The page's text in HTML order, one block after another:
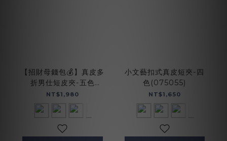
【招財母錢包💰】真皮多
折男仕短皮夾-五色
(072733)
NT$1,980
小文藝扣式真皮短夾-四
色(075055)
NT$1,650